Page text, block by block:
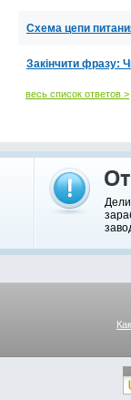
Схема цепи
Закінчити фразу:
весь список ответов >